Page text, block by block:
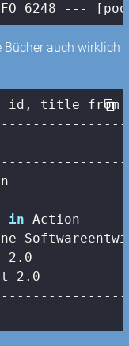
6248 ---
Bücher auch wirklich
id, title from
in Action
2.0
2.0